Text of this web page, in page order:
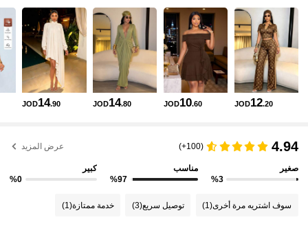
4.87 626K متابعون
4.87 626K متابعون
JOD12.20
JOD10.60
JOD14.80
JOD14.90
4.94
(100+) عرض المزيد
صغير
%3
مناسب
%97
كبير
%0
سوف اشتريه مرة أخرى(1) توصيل سريع(3) خدمة ممتازة(1)